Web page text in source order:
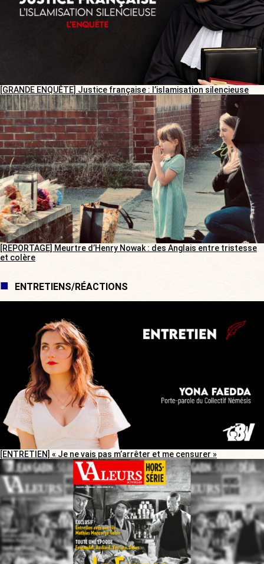
[GRANDE ENQUÊTE] Justice française : l’islamisation silencieuse
[REPORTAGE] Meurtre d’Henry Nowak : des Anglais entre tristesse
et colère
ENTRETIENS/RÉACTIONS
[ENTRETIEN] « Je ne vais pas m’arrêter et me censurer »